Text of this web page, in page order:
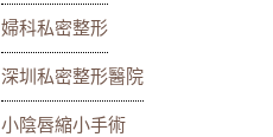
婦科私密整形
深圳私密整形醫院
小陰唇縮小手術